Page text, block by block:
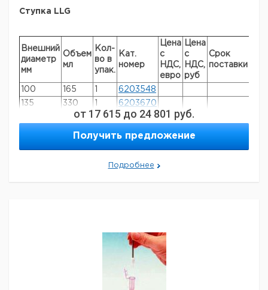
Ступка LLG
Внешний
диаметр
мм
Объем
мл
Кол-
во в
упак.
Кат.
номер
Цена
с
НДС,
евро
Цена
с
НДС,
руб
Срок
поставки
100 165
6203548
135
330 1
6203670
450 1 6230819
от 17 615 до 24 801 руб.
Получить предложение
Подробнее